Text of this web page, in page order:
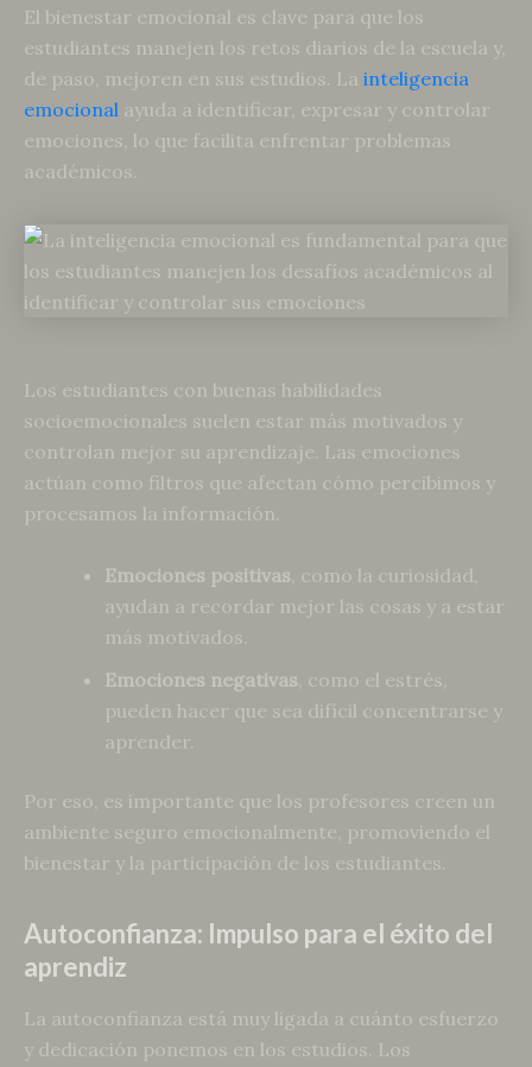
El bienestar emocional es clave para que los
estudiantes manejen los retos diarios de la escuela y,
de paso, mejoren en sus estudios. La inteligencia
emocional ayuda a identificar, expresar y controlar
emociones, lo que facilita enfrentar problemas
académicos.
Los estudiantes con buenas habilidades
socioemocionales suelen estar más motivados y
controlan mejor su aprendizaje. Las emociones
actúan como filtros que afectan cómo percibimos y
procesamos la información.
Emociones positivas , como la curiosidad,
ayudan a recordar mejor las cosas y a estar
más motivados.
Emociones negativas , como el estrés,
pueden hacer que sea difícil concentrarse y
aprender.
Por eso, es importante que los profesores creen un
ambiente seguro emocionalmente, promoviendo el
bienestar y la participación de los estudiantes.
Autoconfianza: Impulso para el éxito del
aprendiz
La autoconfianza está muy ligada a cuánto esfuerzo
y dedicación ponemos en los estudios. Los